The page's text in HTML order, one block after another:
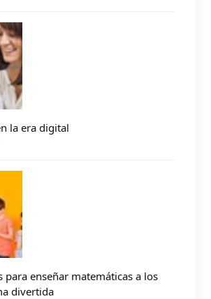
la era digital
para enseñar matemáticas a los
divertida